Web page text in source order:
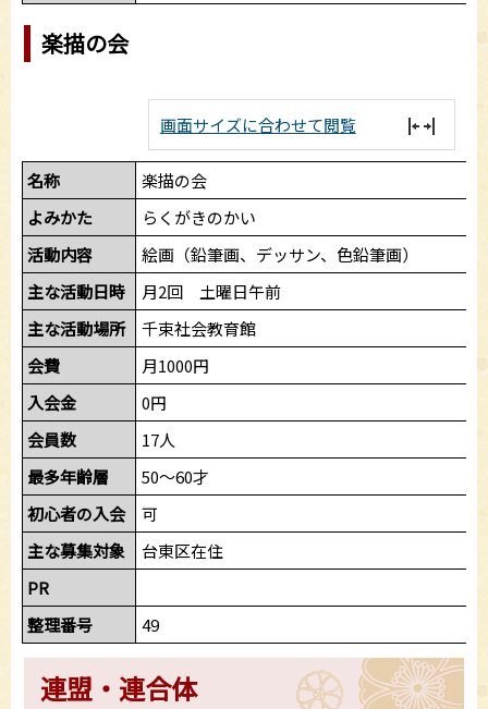
楽描の会
画面サイズに合わせて閲覧
名称
楽描の会
よみかた
らくがきのかい
活動内容
絵画（鉛筆画、デッサン、色鉛筆画）
主な活動日時
月2回 土曜日午前
主な活動場所
千束社会教育館
会費
月1000円
入会金
0円
会員数
17人
最多年齢層
50～60才
初心者の入会
可
主な募集対象
台東区在住
PR
整理番号
49
連盟・連合体